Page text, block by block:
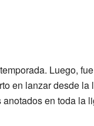
Luego,
en lanzar desde
en toda la